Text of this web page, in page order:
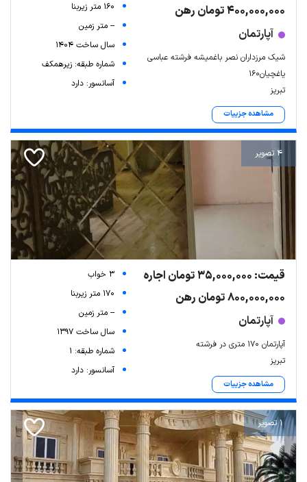
400,000,000 تومان رهن
آپارتمان
شیک مرزداران نصر باغمیشه فرشته عباسی
یاغچیان۱۶۰
تبریز
مشاهده جزییات
160 متر زیربنا
-- متر زمین
سال ساخت 1404
شماره طبقه: زیرهمکف
آسانسور: دارد
4 تصویر
قیمت: 35,000,000 تومان اجاره
800,000,000 تومان رهن
آپارتمان
آپارتمان ۱۷۰ متری در فرشته
تبریز
مشاهده جزییات
3 خواب
170 متر زیربنا
-- متر زمین
سال ساخت 1397
شماره طبقه: 1
آسانسور: دارد
1 تصویر